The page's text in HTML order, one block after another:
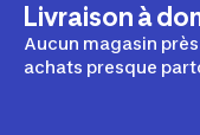
Livraison à
Aucun magasin
achats presque